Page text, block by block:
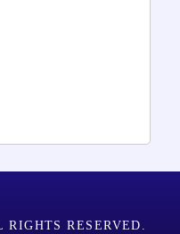
RESERVED.